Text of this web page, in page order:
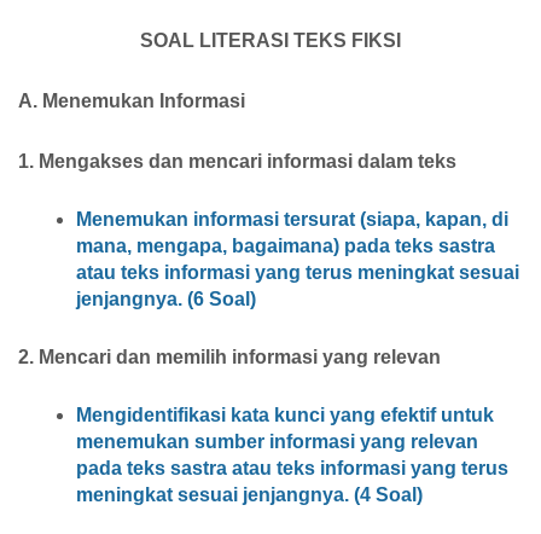
SOAL LITERASI TEKS FIKSI
A. Menemukan Informasi
1. Mengakses dan mencari informasi dalam teks
Menemukan informasi tersurat (siapa, kapan, di
mana, mengapa, bagaimana) pada teks sastra
atau teks informasi yang terus meningkat sesuai
jenjangnya. (6 Soal)
2. Mencari dan memilih informasi yang relevan
Mengidentifikasi kata kunci yang efektif untuk
menemukan sumber informasi yang relevan
pada teks sastra atau teks informasi yang terus
meningkat sesuai jenjangnya. (4 Soal)